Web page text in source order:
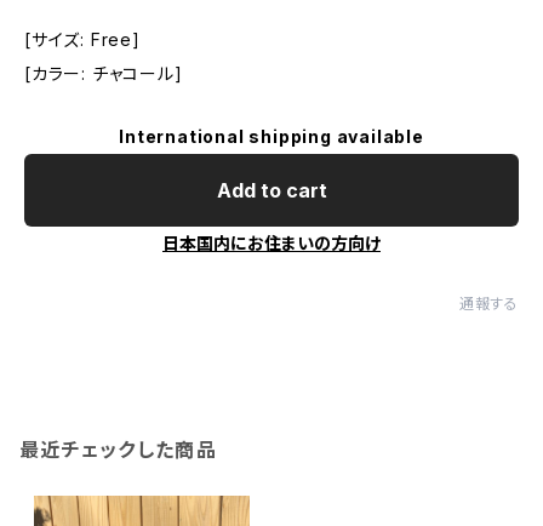
[サイズ: Free]
[カラー: チャコール]
International shipping available
Add to cart
日本国内にお住まいの方向け
通報する
最近チェックした商品